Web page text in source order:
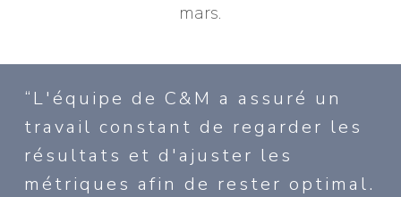
mars.
“L'équipe de C&M a assuré un
travail constant de regarder les
résultats et d'ajuster les
métriques afin de rester optimal.